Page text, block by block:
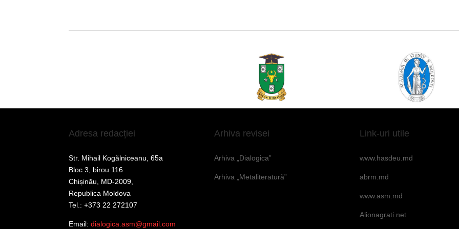
Adresa redacției Arhiva revisei Link-uri utile
Str. Mihail Kogălniceanu, 65a
Bloc 3, birou 116
Chișinău, MD-2009,
Republica Moldova
Tel.: +373 22 272107
Email:dialogica.asm@gmail.com
Arhiva „Dialogica”
Arhiva „Metaliteratură”
www.hasdeu.md
abrm.md
www.asm.md
Alionagrati.net